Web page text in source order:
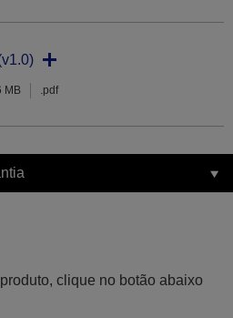
MB .pdf
clique no botão abaixo